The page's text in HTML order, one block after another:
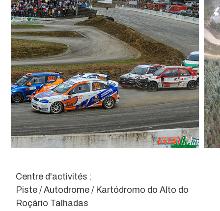
Centre d'activités :
Piste / Autodrome / Kartódromo do Alto do
Roçário Talhadas